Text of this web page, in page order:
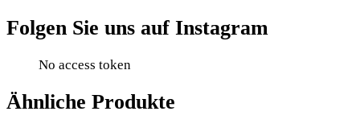
Folgen Sie uns auf Instagram
No access token
Ähnliche Produkte